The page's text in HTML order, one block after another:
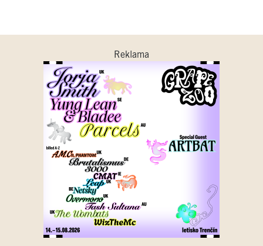
Reklama